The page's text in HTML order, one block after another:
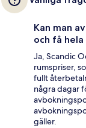
Kan man
och få
Ja, Scandic
rumspriser,
fullt
några dagar
gäller.